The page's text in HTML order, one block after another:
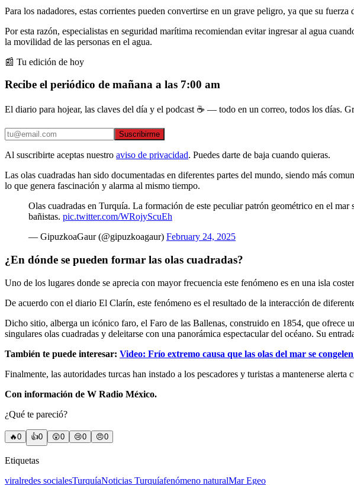
Para los nadadores, estas corrientes pueden convertirse en un grave peligro, ya que su
Por esta razón, especialistas en seguridad marítima recomiendan evitar ingresar al agua
la movilidad de las personas en el agua.
📰 Tu edición de hoy
Recibe el periódico de mañana a las 7:00 am
El diario para hojear, las claves del día y el podcast ☕ — todo en un correo, todos los días.
Suscribirme
Al suscribirte aceptas nuestro aviso de privacidad. Puedes darte de baja cuando quieras.
Las olas cuadradas han sido documentadas en diferentes partes del mundo, siendo más
lo que genera fascinación y alarma al mismo tiempo.
Olas cuadradas en Turquía. La formación de este peculiar patrón geométrico en el
bañistas. pic.twitter.com/WRojyScuEh
— GipuzkoaGaur (@gipuzkoagaur) February 24, 2025
¿En dónde se pueden formar las olas cuadradas?
Uno de los lugares donde se aprecia con mayor frecuencia este fenómeno es en una isla
De acuerdo con el diario El Clarín, este fenómeno es el resultado de la interacción de
Dicho sitio, alberga un icónico faro, el Faro de las Ballenas, construido en 1854, que ofrece
singulares olas cuadradas y deleitarse con una panorámica espectacular del océano. Su
También te puede interesar: Video: Frío extremo causa que las olas del mar se
Finalmente, las autoridades turcas han instado a los pescadores y turistas a mantenerse
Con información de W Radio México.
¿Qué te pareció?
🔥0 👍0 😲0 😢0 😠0
Etiquetas
viralredes socialesTurquíaNoticias Turquíafenómeno naturalMar Egeo